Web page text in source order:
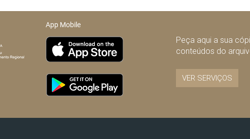
App Mobile
Peça aqui a sua
conteúdos do
VER SERVIÇOS